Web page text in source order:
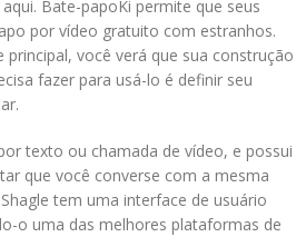
Bate-papoKi permite que seus
por vídeo gratuito com estranhos.
você verá que sua construção
fazer para usá-lo é definir seu
texto ou chamada de vídeo, e possui
que você converse com a mesma
tem uma interface de usuário
o uma das melhores plataformas de